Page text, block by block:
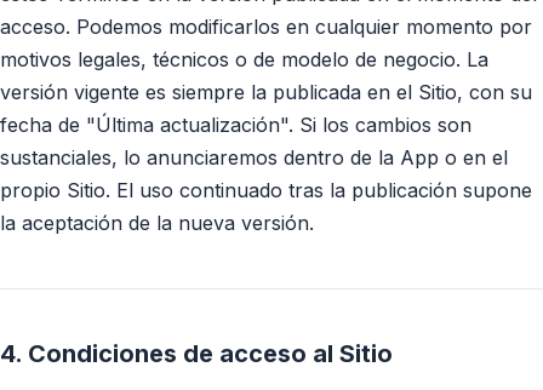
acceso. Podemos modificarlos en cualquier momento por
motivos legales, técnicos o de modelo de negocio. La
versión vigente es siempre la publicada en el Sitio, con su
fecha de "Última actualización". Si los cambios son
sustanciales, lo anunciaremos dentro de la App o en el
propio Sitio. El uso continuado tras la publicación supone
la aceptación de la nueva versión.
4. Condiciones de acceso al Sitio